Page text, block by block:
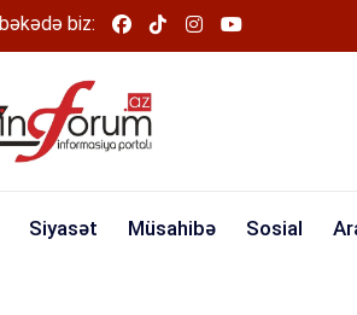
biz:
Siyasət Müsahibə Sosial